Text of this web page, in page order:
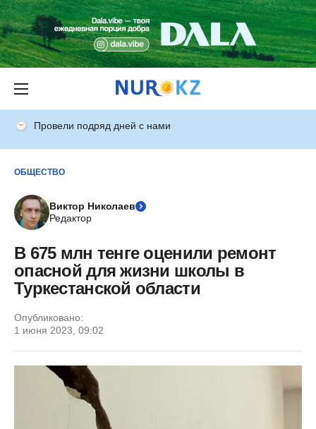
Провели подряд дней с нами
ОБЩЕСТВО
Виктор Николаев
Редактор
В 675 млн тенге оценили ремонт
опасной для жизни школы в
Туркестанской области
Опубликовано:
1 июня 2023, 09:02